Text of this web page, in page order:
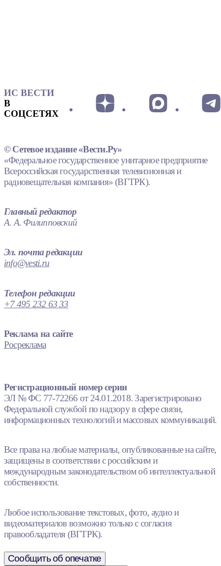
ИС ВЕСТИ
В
СОЦСЕТЯХ
© Сетевое издание «Вести.Ру»
«Федеральное государственное унитарное предприятие
Всероссийская государственная телевизионная и
радиовещательная компания» (ВГТРК).
Главный редактор
А. А. Филипповский
Эл. почта редакции
info@vesti.ru
Телефон редакции
+7 495 232 63 33
Реклама на сайте
Росреклама
Регистрационный номер серии
ЭЛ № ФС 77-72266 от 24.01.2018. Зарегистрировано
Федеральной службой по надзору в сфере связи,
информационных технологий и массовых коммуникаций.
Все права на любые материалы, опубликованные на сайте,
защищены в соответствии с российским и
международным законодательством об интеллектуальной
собственности.
Любое использование текстовых, фото, аудио и
видеоматериалов возможно только с согласия
правообладателя (ВГТРК).
Сообщить об опечатке